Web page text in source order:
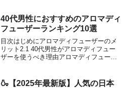
40代男性におすすめのアロマディ
フューザーランキング10選
目次はじめにアロマディフューザーのメ
リット2.1 40代男性がアロマディフュー
ザーを使うべき理由アロマディフューザ
と安全性40代男性におすすめのアロ...
🍶【2025年最新版】人気の日本